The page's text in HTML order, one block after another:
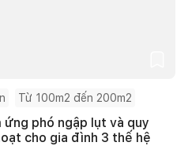
Từ 100m2 đến 200m2
ứng phó ngập lụt và quy
cho gia đình 3 thế hệ